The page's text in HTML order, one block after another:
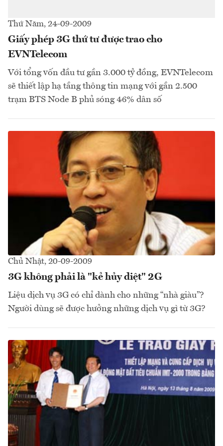
Thứ Năm, 24-09-2009
Giấy phép 3G thứ tư được trao cho
EVNTelecom
Với tổng vốn đầu tư gần 3.000 tỷ đồng, EVNTelecom
sẽ thiết lập hạ tầng thông tin mạng với gần 2.500
trạm BTS Node B phủ sóng 46% dân số
Chủ Nhật, 20-09-2009
3G không phải là "kẻ hủy diệt" 2G
Liệu dịch vụ 3G có chỉ dành cho những “nhà giàu”?
Người dùng sẽ được hưởng những dịch vụ gì từ 3G?